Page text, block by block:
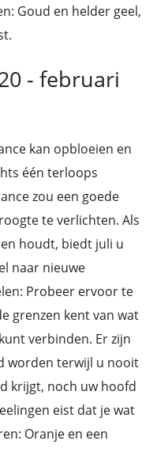
Goud en helder geel,
- februari
kan opbloeien en
één terloops
zou een goede
te verlichten. Als
houdt, biedt juli u
naar nieuwe
Probeer ervoor te
grenzen kent van wat
verbinden. Er zijn
worden terwijl u nooit
krijgt, noch uw hoofd
eist dat je wat
Oranje en een